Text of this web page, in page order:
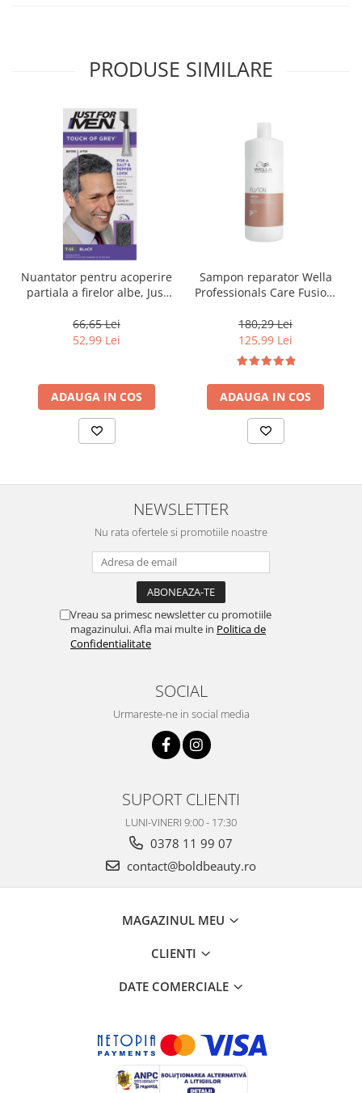
PRODUSE SIMILARE
Nuantator pentru acoperire
partiala a firelor albe, Just
Touch of Grey, 40 g
66,65 Lei
52,99 Lei
ADAUGA IN COS
Sampon reparator Wella
Professionals Care Fusion,
180,29 Lei
125,99 Lei
ADAUGA IN COS
NEWSLETTER
Nu rata ofertele si promotiile noastre
Vreau sa primesc newsletter cu promotiile
magazinului. Afla mai multe in Politica de
Confidentialitate
SOCIAL
Urmareste-ne in social media
SUPORT CLIENTI
LUNI-VINERI 9:00 - 17:30
0378 11 99 07
contact@boldbeauty.ro
MAGAZINUL MEU
CLIENTI
DATE COMERCIALE